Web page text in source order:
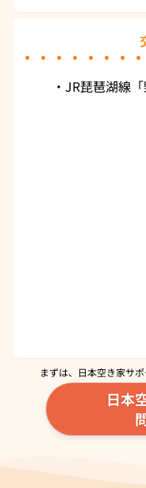
・JR琵琶湖線
まずは、日本空き家サ
日本